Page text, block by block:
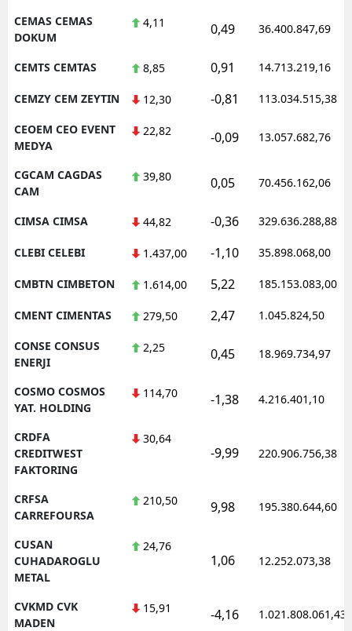
CEMAS CEMAS
DOKUM
4,11 0,49 36.400.847,69
CEMTS CEMTAS 8,85 0,91 14.713.219,16
CEMZY CEM ZEYTIN 12,30 -0,81 113.034.515,38
CEOEM CEO EVENT
MEDYA
22,82 -0,09 13.057.682,76
CGCAM CAGDAS
CAM
39,80 0,05 70.456.162,06
CIMSA CIMSA 44,82 -0,36 329.636.288,88
CLEBI CELEBI 1.437,00 -1,10 35.898.068,00
CMBTN CIMBETON 1.614,00 5,22 185.153.083,00
CMENT CIMENTAS 279,50 2,47 1.045.824,50
CONSE CONSUS
ENERJI
2,25 0,45 18.969.734,97
COSMO COSMOS
YAT. HOLDING
114,70 -1,38 4.216.401,10
CRDFA
CREDITWEST
FAKTORING
30,64
-9,99 220.906.756,38
CRFSA
CARREFOURSA
210,50 9,98 195.380.644,60
CUSAN
CUHADAROGLU
METAL
24,76
1,06 12.252.073,38
CVKMD CVK
MADEN
15,91 -4,16 1.021.808.061,43